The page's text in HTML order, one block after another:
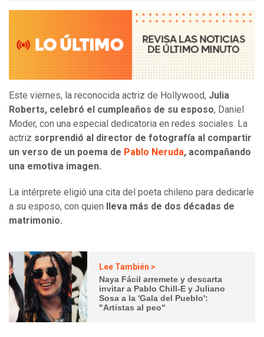
Este viernes, la reconocida actriz de Hollywood, Julia
Roberts, celebró el cumpleaños de su esposo, Daniel
Moder, con una especial dedicatoria en redes sociales. La
actriz sorprendió al director de fotografía al compartir
un verso de un poema de Pablo Neruda, acompañando
una emotiva imagen.
La intérprete eligió una cita del poeta chileno para dedicarle
a su esposo, con quien
lleva más de dos décadas de
matrimonio.
Lee También >
Naya Fácil arremete y descarta
invitar a Pablo Chill-E y Juliano
Sosa a la 'Gala del Pueblo':
"Artistas al peo"